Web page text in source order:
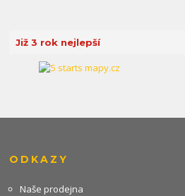
Již 3 rok nejlepší
ODKAZY
Naše prodejna